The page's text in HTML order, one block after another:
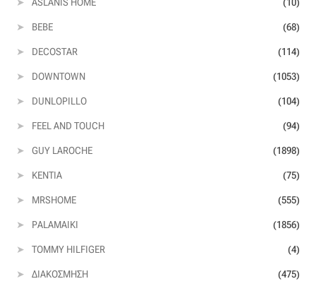
Δίχτυ
Ζακάρ
Κρεπ
Λονέτα
ASLANIS HOME (10)
BEBE (68)
DECOSTAR (114)
DOWNTOWN (1053)
DUNLOPILLO (104)
FEEL AND TOUCH (94)
GUY LAROCHE (1898)
KENTIA (75)
MRSHOME (555)
PALAMAIKI (1856)
TOMMY HILFIGER (4)
ΔΙΑΚΌΣΜΗΣΗ (475)